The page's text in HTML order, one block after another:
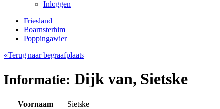
Inloggen
Friesland
Boarnsterhim
Poppingawier
«Terug naar begraafplaats
Informatie: Dijk van, Sietske
Voornaam
Sietske